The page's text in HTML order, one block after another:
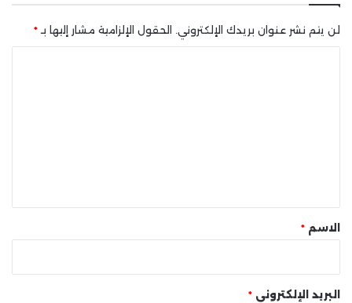
لن يتم نشر عنوان بريدك الإلكتروني. الحقول الإلزامية مشار إليها بـ *
* الاسم *
البريد الإلكتروني *